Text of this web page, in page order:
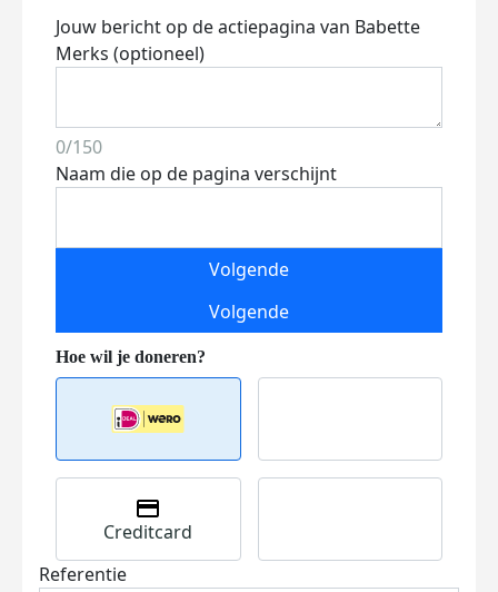
Jouw bericht op de actiepagina van Babette
Merks (optioneel)
0/150
Naam die op de pagina verschijnt
Volgende
Volgende
Creditcard
Referentie